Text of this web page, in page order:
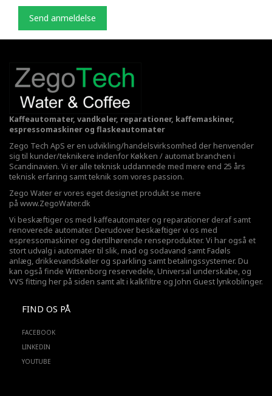
Send anmeldelse
Kaffeautomater, vandkøler, reparationer, kaffemaskiner,
espressomaskiner og flaskeautomater
Zego Tech ApS er en udvikling/handelsvirksomhed der henvender
sig til kunder/teknikere indenfor Køkken / automat branchen i
Scandinavien. Vi er alle teknisk uddannede med mere end 25 års
teknisk erfaring samt teknik som vores passion.
Zego Water er vores eget designet produkt se mere
på www.ZegoWater.dk
Vi beskæftiger os med kaffeautomater og reparationer deraf samt
renoverede automater. Derudover beskæftiger vi os med
espressomaskiner og dertilhørende renseprodukter. Vi har også et
stort udvalg i automater til slik, mad og sodavand samt Fadøls
anlæg, drikkevandskøler og sparkling samt betalingssystemer. Du
kan også finde Wittenborg reservedele, Universal underskabe, og
VVS fitting her på siden samt alt i kalkfiltre og John Guest lynkoblinger.
FIND OS PÅ
FACEBOOK
LINKEDIN
YOUTUBE